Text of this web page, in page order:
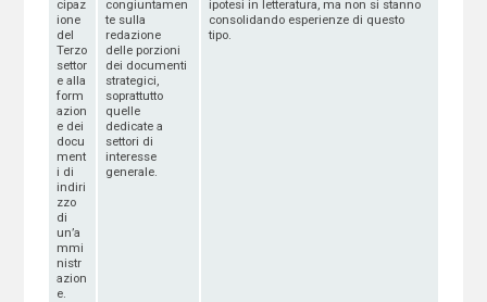
cipaz
ione
del
Terzo
settor
e alla
form
azion
e dei
docu
ment
i di
indiri
zzo
di
un’a
mmi
nistr
azion
e.
congiuntamen
te sulla
redazione
delle porzioni
dei documenti
strategici,
soprattutto
quelle
dedicate a
settori di
interesse
generale.
ipotesi in letteratura, ma non si stanno
consolidando esperienze di questo
tipo.